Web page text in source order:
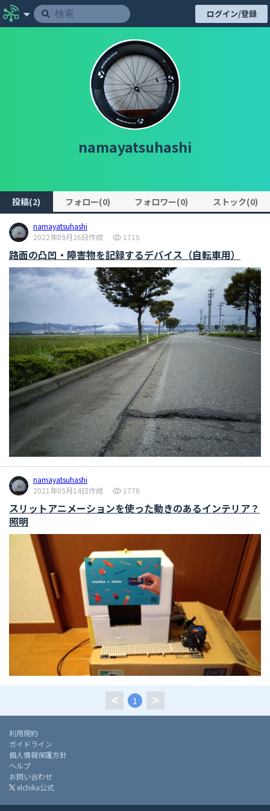
ログイン/登録
namayatsuhashi
投稿(2) フォロー(0) フォロワー(0) ストック(0)
namayatsuhashi
2022年09月26日作成
1715
路面の凸凹・障害物を記録するデバイス（自転車用）
namayatsuhashi
2021年05月14日作成
1778
スリットアニメーションを使った動きのあるインテリア？
照明
1
利用規約
ガイドライン
個人情報保護方針
ヘルプ
お問い合わせ
elchika公式